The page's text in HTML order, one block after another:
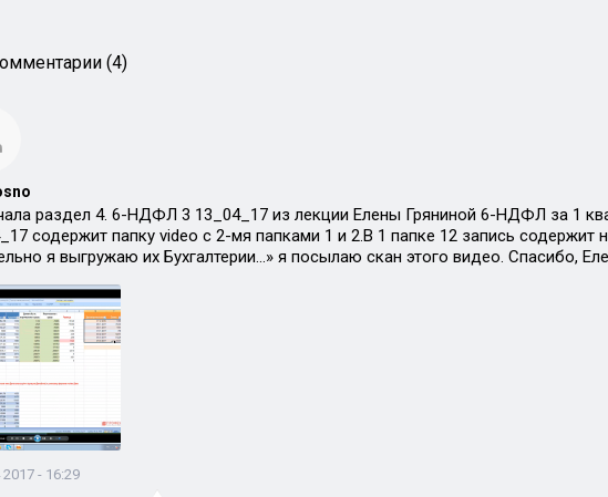
(4)
раздел 4. 6-НДФЛ 3 13_04_17 из лекции Елены Гряниной 6-НДФЛ за 1
содержит папку video с 2-мя папками 1 и 2.В 1 папке 12 запись содержит
я выгружаю их Бухгалтерии…» я посылаю скан этого видео. Спасибо,
- 16:29